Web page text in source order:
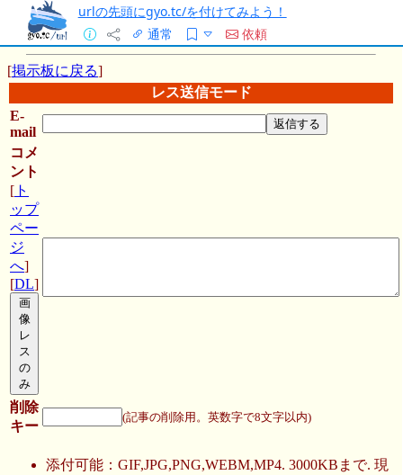
urlの先頭にgyo.tc/を付けてみよう！
通常
依頼